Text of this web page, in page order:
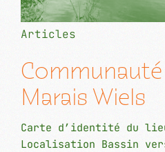
Articles
Marais Wiels
Carte d’identité du
Localisation Bassin